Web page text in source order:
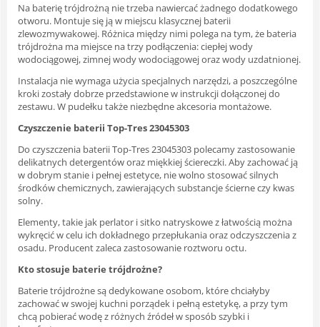
Na baterię trójdrożną nie trzeba nawiercać żadnego dodatkowego
otworu. Montuje się ją w miejscu klasycznej baterii
zlewozmywakowej. Różnica między nimi polega na tym, że bateria
trójdrożna ma miejsce na trzy podłączenia: ciepłej wody
wodociągowej, zimnej wody wodociągowej oraz wody uzdatnionej.
Instalacja nie wymaga użycia specjalnych narzędzi, a poszczególne
kroki zostały dobrze przedstawione w instrukcji dołączonej do
zestawu. W pudełku także niezbędne akcesoria montażowe.
Czyszczenie baterii Top-Tres 23045303
Do czyszczenia baterii Top-Tres 23045303 polecamy zastosowanie
delikatnych detergentów oraz miękkiej ściereczki. Aby zachować ją
w dobrym stanie i pełnej estetyce, nie wolno stosować silnych
środków chemicznych, zawierających substancje ścierne czy kwas
solny.
Elementy, takie jak perlator i sitko natryskowe z łatwością można
wykręcić w celu ich dokładnego przepłukania oraz odczyszczenia z
osadu. Producent zaleca zastosowanie roztworu octu.
Kto stosuje baterie trójdrożne?
Baterie trójdrożne są dedykowane osobom, które chciałyby
zachować w swojej kuchni porządek i pełną estetykę, a przy tym
chcą pobierać wodę z różnych źródeł w sposób szybki i